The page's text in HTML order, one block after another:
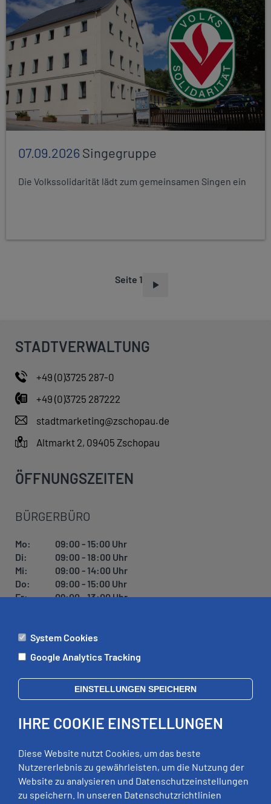
07.09.2026Singegruppe
Die Volkssolidarität lädt zum gemeinsamen Singen ein
Seite 1
STADTVERWALTUNG
+49 (0)3725 287-0
+49 (0)3725 287222
stadtmarketing@zschopau.de
Altmarkt 2, 09405 Zschopau
ÖFFNUNGSZEITEN
BÜRGERBÜRO
Mo:
09:00 - 15:00 Uhr
Di:
09:00 - 18:00 Uhr
Mi:
09:00 - 14:00 Uhr
Do:
09:00 - 15:00 Uhr
Fr:
09:00 - 13:00 Uhr
ÄMTER
Di:
09:00 - 12:00 Uhr, 13:00 - 18:00 Uhr
Mi:
geschlossen
Fr:
09:00 - 12:00 Uhr
RECHTLICHES
System Cookies
Google Analytics Tracking
EINSTELLUNGEN SPEICHERN
IHRE COOKIE EINSTELLUNGEN
Diese Website nutzt Cookies, um das beste
Nutzererlebnis zu gewährleisten, um die Nutzung der
Website zu analysieren und Datenschutzeinstellungen
zu speichern. In unseren Datenschutzrichtlinien